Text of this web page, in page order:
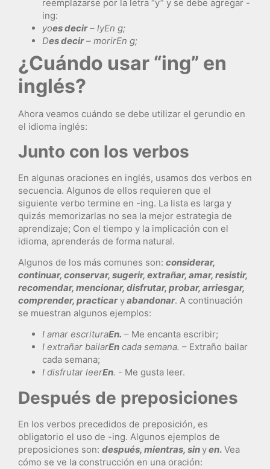
reemplazarse por la letra “y” y se debe agregar -
ing:
yoes decir– lyEn g;
Des decir– morirEn g;
¿Cuándo usar “ing” en
inglés?
Ahora veamos cuándo se debe utilizar el gerundio en
el idioma inglés:
Junto con los verbos
En algunas oraciones en inglés, usamos dos verbos en
secuencia. Algunos de ellos requieren que el
siguiente verbo termine en -ing. La lista es larga y
quizás memorizarlas no sea la mejor estrategia de
aprendizaje; Con el tiempo y la implicación con el
idioma, aprenderás de forma natural.
Algunos de los más comunes son: considerar,
continuar, conservar, sugerir, extrañar, amar, resistir,
recomendar, mencionar, disfrutar, probar, arriesgar,
comprender, practicaryabandonar. A continuación
se muestran algunos ejemplos:
I amar escrituraEn. – Me encanta escribir;
I extrañar bailarEn cada semana. – Extraño bailar
cada semana;
I disfrutar leerEn. - Me gusta leer.
Después de preposiciones
En los verbos precedidos de preposición, es
obligatorio el uso de -ing. Algunos ejemplos de
preposiciones son: después, mientras, sinyen. Vea
cómo se ve la construcción en una oración: